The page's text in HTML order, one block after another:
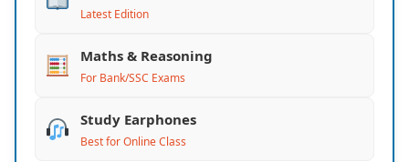
Latest Edition
Maths & Reasoning
For Bank/SSC Exams
Study Earphones
Best for Online Class